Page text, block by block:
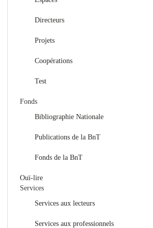
Directeurs
Projets
Coopérations
Test
Fonds
Bibliographie Nationale
Publications de la BnT
Fonds de la BnT
Ouï-lire
Services
Services aux lecteurs
Services aux professionnels